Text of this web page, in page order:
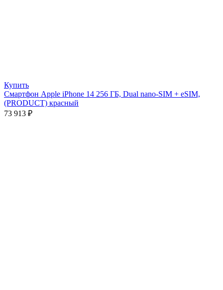
Купить
Смартфон Apple iPhone 14 256 ГБ, Dual nano-SIM + eSIM,
(PRODUCT) красный
73 913 ₽